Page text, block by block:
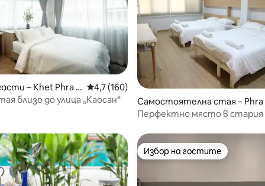
от 5, 5 отзива
– Khet Phra N Средна оценка: 4,7 от 5, 160 отзива
4,7 (160)
близо до улица „Каосан“
Самостоятелна стая – Phra
akhon
Перфектно място в стария
Избор на гостите
Избор на гостите